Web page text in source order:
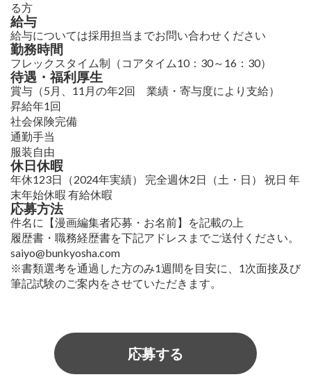
る方
給与
給与については採用担当までお問い合わせください
勤務時間
フレックスタイム制（コアタイム10：30～16：30）
待遇・福利厚生
賞与（5月、11月の年2回 業績・寄与度により支給）
昇給年1回
社会保険完備
通勤手当
服装自由
休日休暇
年休123日（2024年実績） 完全週休2日（土・日） 祝日 年
末年始休暇 有給休暇
応募方法
件名に【漫画編集者応募・お名前】を記載の上
履歴書・職務経歴書を下記アドレスまでご送付ください。
saiyo@bunkyosha.com
※書類選考を通過した方のみ1週間を目安に、1次面接及び
筆記試験のご案内をさせていただきます。
応募する